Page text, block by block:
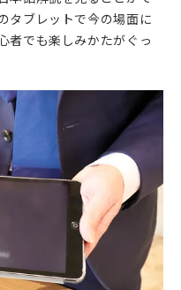
タブレットで今の場面に
者でも楽しみかたがぐっ